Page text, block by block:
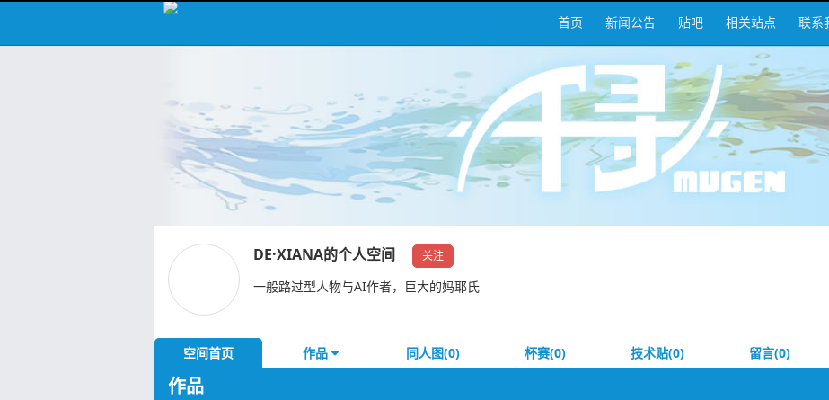
首页 新闻公告 贴吧 相关站点 联系
DE·XIANA的个人空间 关注
一般路过型人物与AI作者，巨大的妈耶氏
空间首页 作品 同人图(0) 杯赛(0) 技术贴(0) 留言(0)
作品